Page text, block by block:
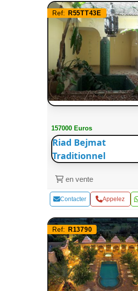
Ref: R55TT43E
157000 Euros
Riad Bejmat
Traditionnel
en vente
Contacter Appelez
Ref: R13790